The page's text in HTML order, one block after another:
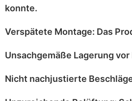
konnte.
Verspätete Montage: Das
Unsachgemäße Lagerung
Nicht nachjustierte